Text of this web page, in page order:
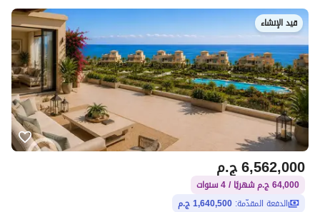
قيد الإنشاء
ج.م6,562,000
64,000 ج.م شهريًا / 4 سنوات
الدفعة المقدّمة: 1,640,500 ج.م